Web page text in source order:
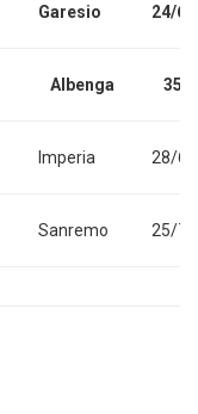
Garesio 24/
Albenga 35/
Imperia 28/
Sanremo 25/